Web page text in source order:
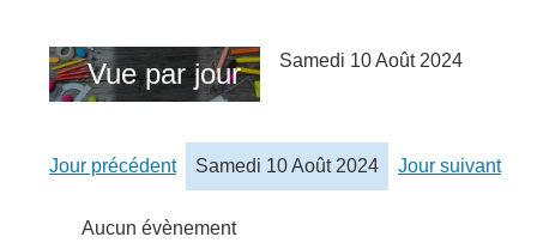
Vue par jour Samedi 10 Août 2024
Jour précédent Samedi 10 Août 2024 Jour suivant
Aucun évènement